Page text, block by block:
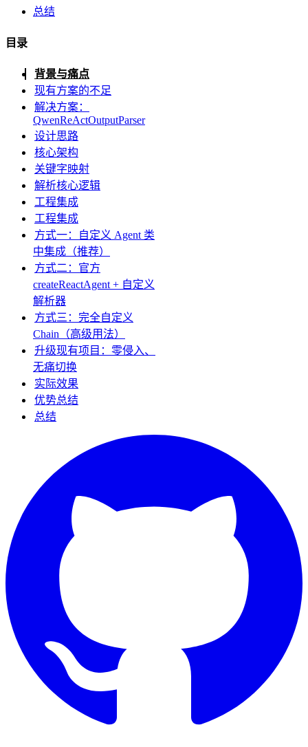
总结
目录
背景与痛点
现有方案的不足
解决方案：
QwenReActOutputParser
设计思路
核心架构
关键字映射
解析核心逻辑
工程集成
工程集成
方式一：自定义 Agent 类
中集成（推荐）
方式二：官方
createReactAgent + 自定义
解析器
方式三：完全自定义
Chain（高级用法）
升级现有项目：零侵入、
无痛切换
实际效果
优势总结
总结